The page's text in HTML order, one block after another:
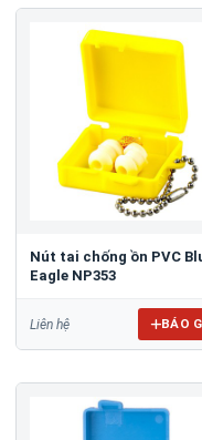
Nút tai chống ồn PVC
Eagle NP353
Liên hệ BÁO